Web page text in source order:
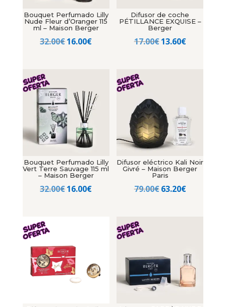
Bouquet Perfumado Lilly
Nude Fleur d’Oranger 115
ml – Maison Berger
32.00€El
32.00€.
16.00€El
16.00€.
Difusor de coche
PÉTILLANCE EXQUISE –
Berger
17.00€El
13.60€El
Bouquet Perfumado Lilly
Vert Terre Sauvage 115 ml
– Maison Berger
32.00€El
16.00€El
16.00€.
Difusor eléctrico Kali Noir
Givré – Maison Berger
Paris
79.00€El
63.20€El